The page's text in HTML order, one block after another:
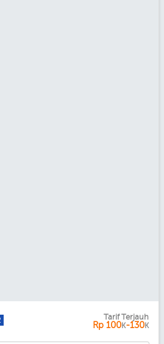
Tarif Terjauh
Rp 100K-130K